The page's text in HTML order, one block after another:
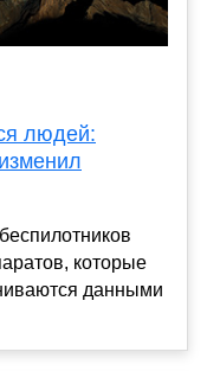
людей:
которые
данными